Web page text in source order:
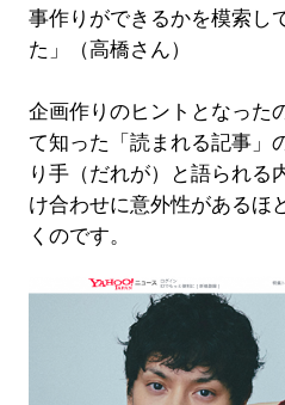
事作りができるかを模索し
た」（高橋さん）
企画作りのヒントとなった
て知った「読まれる記事」
り手（だれが）と語られる
け合わせに意外性があるほ
くのです。